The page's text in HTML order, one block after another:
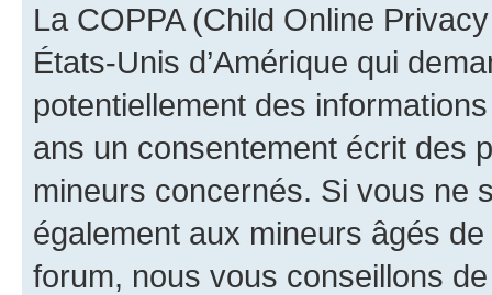
La COPPA (Child Online
États-Unis d’Amérique qui
potentiellement des
ans un consentement écrit des
mineurs concernés. Si vous ne
également aux mineurs âgés
forum, nous vous conseillons